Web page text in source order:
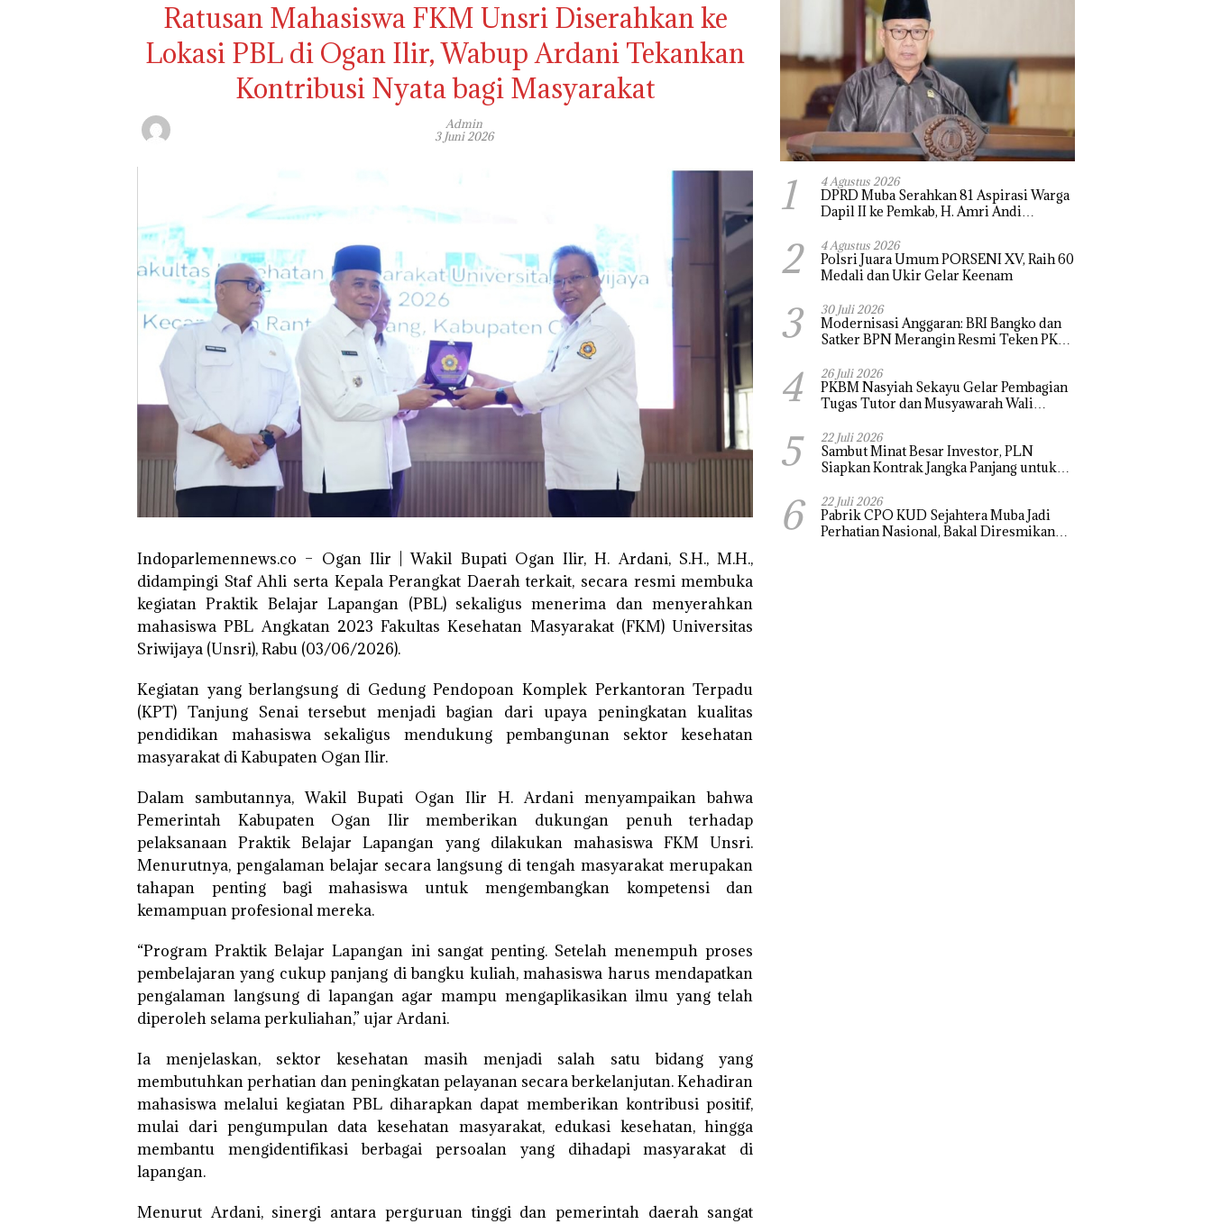
Ratusan Mahasiswa FKM Unsri Diserahkan ke
Lokasi PBL di Ogan Ilir, Wabup Ardani Tekankan
Kontribusi Nyata bagi Masyarakat
Admin
3 Juni 2026
Indoparlemennews.co – Ogan Ilir | Wakil Bupati Ogan Ilir, H. Ardani, S.H., M.H.,
didampingi Staf Ahli serta Kepala Perangkat Daerah terkait, secara resmi membuka
kegiatan Praktik Belajar Lapangan (PBL) sekaligus menerima dan menyerahkan
mahasiswa PBL Angkatan 2023 Fakultas Kesehatan Masyarakat (FKM) Universitas
Sriwijaya (Unsri), Rabu (03/06/2026).
Kegiatan yang berlangsung di Gedung Pendopoan Komplek Perkantoran Terpadu
(KPT) Tanjung Senai tersebut menjadi bagian dari upaya peningkatan kualitas
pendidikan mahasiswa sekaligus mendukung pembangunan sektor kesehatan
masyarakat di Kabupaten Ogan Ilir.
Dalam sambutannya, Wakil Bupati Ogan Ilir H. Ardani menyampaikan bahwa
Pemerintah Kabupaten Ogan Ilir memberikan dukungan penuh terhadap
pelaksanaan Praktik Belajar Lapangan yang dilakukan mahasiswa FKM Unsri.
Menurutnya, pengalaman belajar secara langsung di tengah masyarakat merupakan
tahapan penting bagi mahasiswa untuk mengembangkan kompetensi dan
kemampuan profesional mereka.
“Program Praktik Belajar Lapangan ini sangat penting. Setelah menempuh proses
pembelajaran yang cukup panjang di bangku kuliah, mahasiswa harus mendapatkan
pengalaman langsung di lapangan agar mampu mengaplikasikan ilmu yang telah
diperoleh selama perkuliahan,” ujar Ardani.
Ia menjelaskan, sektor kesehatan masih menjadi salah satu bidang yang
membutuhkan perhatian dan peningkatan pelayanan secara berkelanjutan. Kehadiran
mahasiswa melalui kegiatan PBL diharapkan dapat memberikan kontribusi positif,
mulai dari pengumpulan data kesehatan masyarakat, edukasi kesehatan, hingga
membantu mengidentifikasi berbagai persoalan yang dihadapi masyarakat di
lapangan.
Menurut Ardani, sinergi antara perguruan tinggi dan pemerintah daerah sangat
1 4 Agustus 2026
DPRD Muba Serahkan 81 Aspirasi Warga
Dapil II ke Pemkab, H. Amri Andi
2 4 Agustus 2026
Polsri Juara Umum PORSENI XV, Raih 60
Medali dan Ukir Gelar Keenam
3 30 Juli 2026
Modernisasi Anggaran: BRI Bangko dan
Satker BPN Merangin Resmi Teken PKS
4 26 Juli 2026
PKBM Nasyiah Sekayu Gelar Pembagian
Tugas Tutor dan Musyawarah Wali
5 22 Juli 2026
Sambut Minat Besar Investor, PLN
Siapkan Kontrak Jangka Panjang untuk
6 22 Juli 2026
Pabrik CPO KUD Sejahtera Muba Jadi
Perhatian Nasional, Bakal Diresmikan